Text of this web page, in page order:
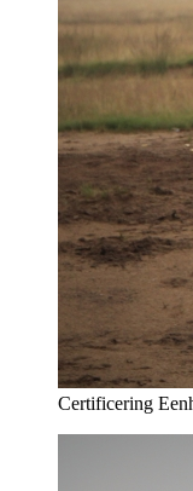
Certificering